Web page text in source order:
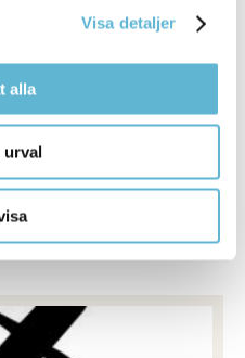
Visa detaljer
alla
urval
Fixarna